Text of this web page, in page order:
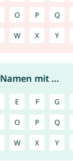
O P Q
W X Y
Namen mit ...
E F G
O P Q
W X Y